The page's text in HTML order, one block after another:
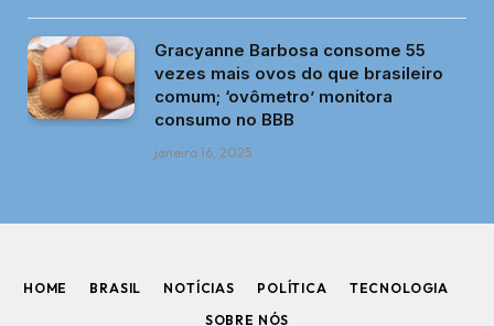
Gracyanne Barbosa consome 55
vezes mais ovos do que brasileiro
comum; ‘ovômetro’ monitora
consumo no BBB
janeiro 16, 2025
HOME BRASIL NOTÍCIAS POLÍTICA
TECNOLOGIA
SOBRE NÓS